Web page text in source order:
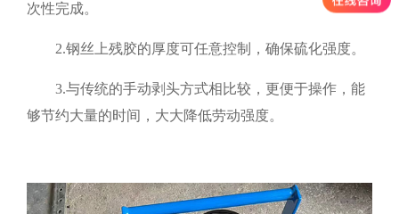
次性完成。
2.钢丝上残胶的厚度可任意控制，确保硫化强度。
3.与传统的手动剥头方式相比较，更便于操作，能
够节约大量的时间，大大降低劳动强度。